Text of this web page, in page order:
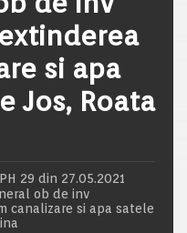
si apa
Jos, Roata
PH 29 din 27.05.2021
ob de inv
canalizare si apa satele